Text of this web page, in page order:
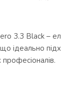
3.3 Black –
ідеально